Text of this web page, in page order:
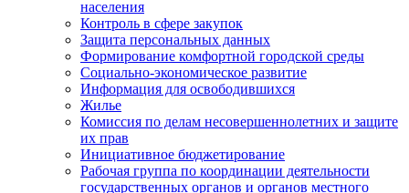
населения
Контроль в сфере закупок
Защита персональных данных
Формирование комфортной городской среды
Социально-экономическое развитие
Информация для освободившихся
Жилье
Комиссия по делам несовершеннолетних и защите
их прав
Инициативное бюджетирование
Рабочая группа по координации деятельности
государственных органов и органов местного